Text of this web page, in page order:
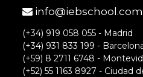
info@iebschool.com
(+34) 919 058 055 - Madrid
(+34) 931 833 199 -
(+59) 8 2711 6748 -
(+52) 55 1163 8927 - Ciudad